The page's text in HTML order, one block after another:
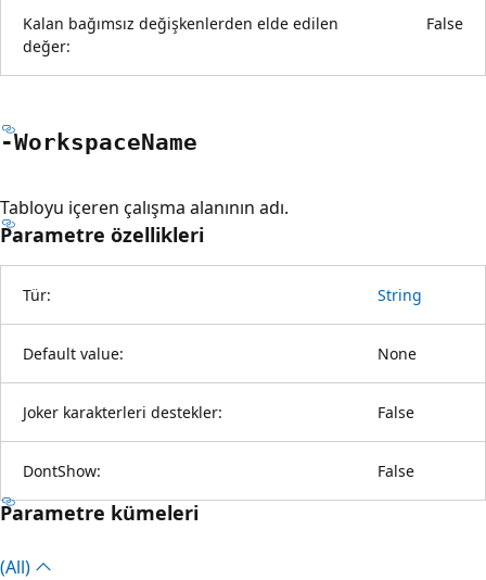
Kalan bağımsız değişkenlerden elde edilen
değer:
False
-WorkspaceName
Tabloyu içeren çalışma alanının adı.
Parametre özellikleri
Tür: String
Default value: None
Joker karakterleri destekler: False
DontShow: False
Parametre kümeleri
(All)